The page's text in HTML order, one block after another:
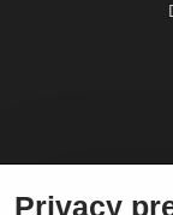
Privacy